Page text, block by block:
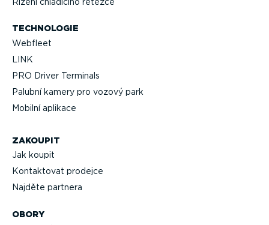
TECHNOLOGIE
Webfleet
LINK
PRO Driver Terminals
Palubní kamery pro vozový park
Mobilní aplikace
ZAKOUPIT
Jak koupit
Kontaktovat prodejce
Najděte partnera
OBORY